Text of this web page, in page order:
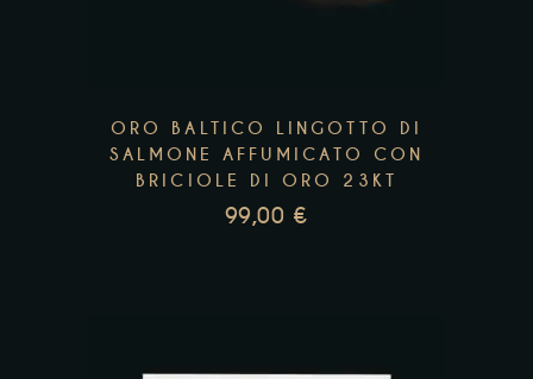
ORO BALTICO LINGOTTO DI
SALMONE AFFUMICATO CON
BRICIOLE DI ORO 23KT
99,00 €